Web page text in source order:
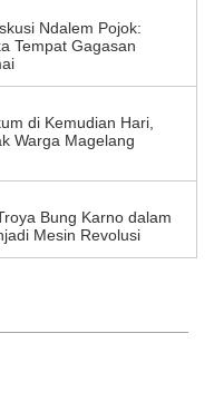
Ndalem Pojok:
Tempat Gagasan
di Kemudian Hari,
Warga Magelang
Bung Karno dalam
Mesin Revolusi